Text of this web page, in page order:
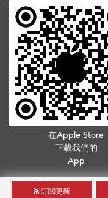
訂閱更新
在Apple Store
下載我們的
App
版權所有